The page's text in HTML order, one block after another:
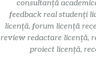
consultanță
feedback real studenți
licență, forum licență
review redactare licență,
proiect licență,